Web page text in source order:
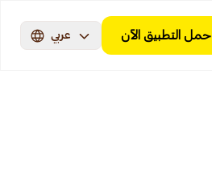
حمل التطبيق الآن عربي